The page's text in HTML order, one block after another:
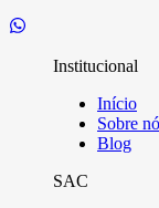
Institucional
Início
Sobre
Blog
SAC